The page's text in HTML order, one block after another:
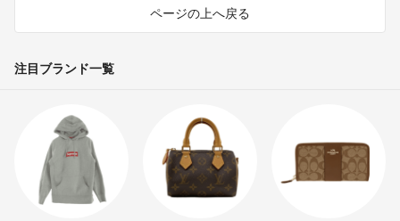
ページの上へ戻る
注目ブランド一覧